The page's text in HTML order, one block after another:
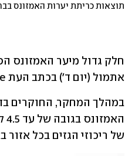
תוצאות כריתת יערות האמזונס
חלק גדול מיער האמזונס
אתמול (יום ד') בכתב העת Nature.
של ריכוזי הגזים בכל